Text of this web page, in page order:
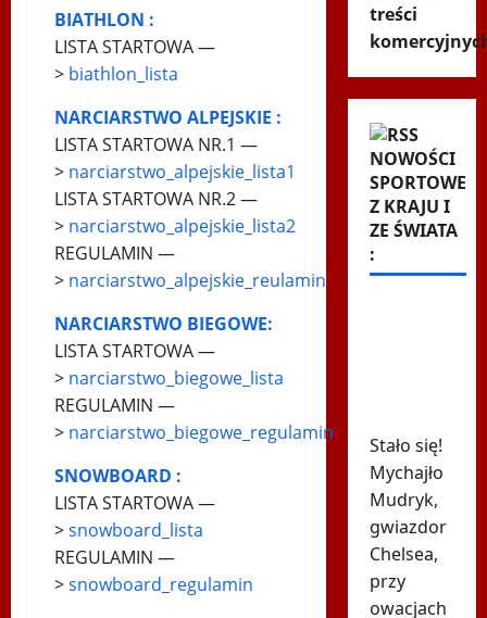
BIATHLON :
LISTA STARTOWA —
> biathlon_lista
NARCIARSTWO ALPEJSKIE :
LISTA STARTOWA NR.1 —
> narciarstwo_alpejskie_lista1
LISTA STARTOWA NR.2 —
> narciarstwo_alpejskie_lista2
REGULAMIN —
> narciarstwo_alpejskie_reulamin
NARCIARSTWO BIEGOWE:
LISTA STARTOWA —
> narciarstwo_biegowe_lista
REGULAMIN —
> narciarstwo_biegowe_regulamin
SNOWBOARD :
LISTA STARTOWA —
>snowboard_lista
REGULAMIN —
>snowboard_regulamin
treści
NOWOŚCI
SPORTOWE
Z KRAJU I
ZE ŚWIATA
:
Stało się!
Mychajło
Mudryk,
gwiazdor
Chelsea,
przy
owacjach